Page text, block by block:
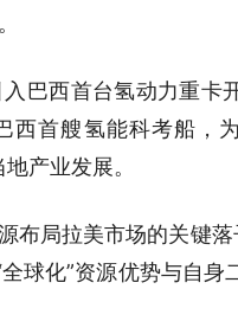
巴西首台氢动力重卡
西首艘氢能科考船，
产业发展。
布局拉美市场的关键
球化”资源优势与自身